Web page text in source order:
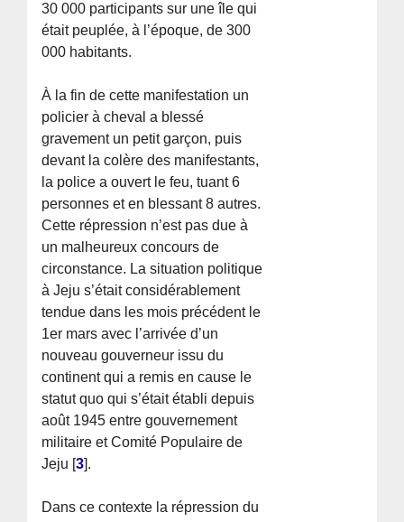
30 000 participants sur une île qui
était peuplée, à l’époque, de 300
000 habitants.
À la fin de cette manifestation un
policier à cheval a blessé
gravement un petit garçon, puis
devant la colère des manifestants,
la police a ouvert le feu, tuant 6
personnes et en blessant 8 autres.
Cette répression n’est pas due à
un malheureux concours de
circonstance. La situation politique
à Jeju s’était considérablement
tendue dans les mois précédent le
1er mars avec l’arrivée d’un
nouveau gouverneur issu du
continent qui a remis en cause le
statut quo qui s’était établi depuis
août 1945 entre gouvernement
militaire et Comité Populaire de
Jeju [3].
Dans ce contexte la répression du